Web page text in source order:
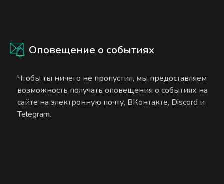
Оповещение о событиях
Чтобы ты ничего не пропустил, мы предоставляем
возможность получать оповещения о событиях на
сайте на электронную почту, ВКонтакте, Discord и
Telegram.